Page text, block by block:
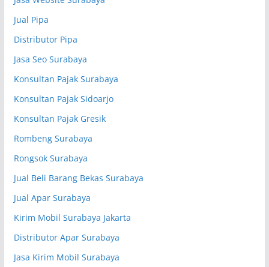
Jual Pipa
Distributor Pipa
Jasa Seo Surabaya
Konsultan Pajak Surabaya
Konsultan Pajak Sidoarjo
Konsultan Pajak Gresik
Rombeng Surabaya
Rongsok Surabaya
Jual Beli Barang Bekas Surabaya
Jual Apar Surabaya
Kirim Mobil Surabaya Jakarta
Distributor Apar Surabaya
Jasa Kirim Mobil Surabaya